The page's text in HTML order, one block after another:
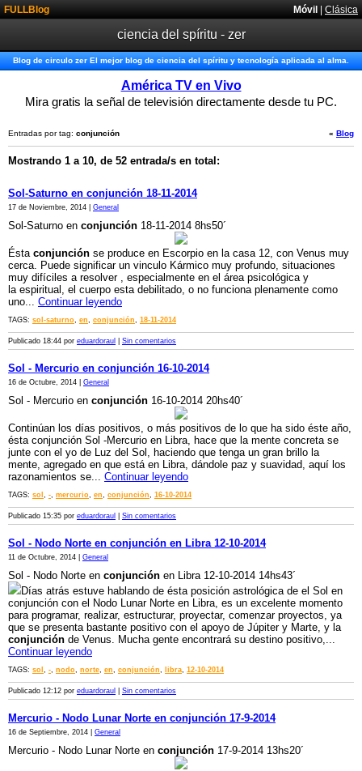
Móvil | Clásica
FULLBlog
ciencia del spíritu - zer
Blog de circulo zer El mejor blog de ciencia del spíritu y tecnología aplicada al alma.
América TV en Vivo
Mira gratis la señal de televisión directamente desde tu PC.
« Blog
Entradas por tag: conjunción
Mostrando 1 a 10, de 52 entrada/s en total:
Sol-Saturno en conjunción 18-11-2014
17 de Noviembre, 2014 | General
Sol-Saturno en conjunción 18-11-2014 8hs50´
Ésta conjunción se produce en Escorpio en la casa 12, con Venus muy
cerca. Puede significar un vinculo Kármico muy profundo, situaciones
muy difíciles a resolver , especialmente en el área psicológica y
la espiritual, el cuerpo esta debilitado, o no funciona plenamente como
uno... Continuar leyendo
TAGS: sol-saturno, en, conjunción, 18-11-2014
Publicado 18:44 por eduardoraul Sin comentarios
Sol - Mercurio en conjunción 16-10-2014
16 de Octubre, 2014 | General
Sol - Mercurio en conjunción 16-10-2014 20hs40´
Continúan los días positivos, o más positivos de lo que ha sido éste año,
ésta conjunción Sol -Mercurio en Libra, hace que la mente concreta se
junte con el yo de Luz del Sol, haciendo que tenga un gran brillo la
mente, agregado en que está en Libra, dándole paz y suavidad, aquí los
razonamientos se... Continuar leyendo
TAGS: sol , -, mercurio, en, conjunción, 16-10-2014
Publicado 15:35 por eduardoraul Sin comentarios
Sol - Nodo Norte en conjunción en Libra 12-10-2014
11 de Octubre, 2014 | General
Sol - Nodo Norte en conjunción en Libra 12-10-2014 14hs43´
Días atrás estuve hablando de ésta posición astrológica de el Sol en
conjunción con el Nodo Lunar Norte en Libra, es un excelente momento
para programar, realizar, estructurar, proyectar, comenzar proyectos, ya
que se presenta bastante positivo con el apoyo de Júpiter y Marte, y la
conjunción de Venus. Mucha gente encontrará su destino positivo,...
Continuar leyendo
TAGS: sol , -, nodo, norte, en, conjunción, libra, 12-10-2014
Publicado 12:12 por eduardoraul Sin comentarios
Mercurio - Nodo Lunar Norte en conjunción 17-9-2014
16 de Septiembre, 2014 | General
Mercurio - Nodo Lunar Norte en conjunción 17-9-2014 13hs20´